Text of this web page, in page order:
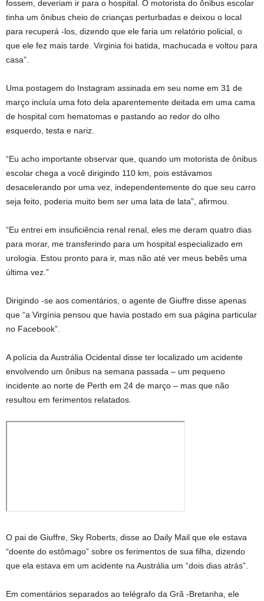
fossem, deveriam ir para o hospital. O motorista do ônibus escolar
tinha um ônibus cheio de crianças perturbadas e deixou o local
para recuperá -los, dizendo que ele faria um relatório policial, o
que ele fez mais tarde. Virginia foi batida, machucada e voltou para
casa”.
Uma postagem do Instagram assinada em seu nome em 31 de
março incluía uma foto dela aparentemente deitada em uma cama
de hospital com hematomas e pastando ao redor do olho
esquerdo, testa e nariz.
“Eu acho importante observar que, quando um motorista de ônibus
escolar chega a você dirigindo 110 km, pois estávamos
desacelerando por uma vez, independentemente do que seu carro
seja feito, poderia muito bem ser uma lata de lata”, afirmou.
“Eu entrei em insuficiência renal renal, eles me deram quatro dias
para morar, me transferindo para um hospital especializado em
urologia. Estou pronto para ir, mas não até ver meus bebês uma
última vez.”
Dirigindo -se aos comentários, o agente de Giuffre disse apenas
que “a Virgínia pensou que havia postado em sua página particular
no Facebook”.
A polícia da Austrália Ocidental disse ter localizado um acidente
envolvendo um ônibus na semana passada – um pequeno
incidente ao norte de Perth em 24 de março – mas que não
resultou em ferimentos relatados.
O pai de Giuffre, Sky Roberts, disse ao Daily Mail que ele estava
“doente do estômago” sobre os ferimentos de sua filha, dizendo
que ela estava em um acidente na Austrália um “dois dias atrás”.
Em comentários separados ao telégrafo da Grã -Bretanha, ele